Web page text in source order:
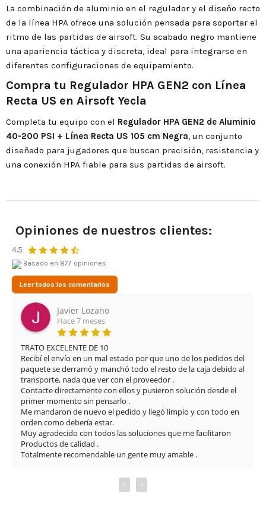
La combinación de aluminio en el regulador y el diseño recto
de la línea HPA ofrece una solución pensada para soportar el
ritmo de las partidas de airsoft. Su acabado negro mantiene
una apariencia táctica y discreta, ideal para integrarse en
diferentes configuraciones de equipamiento.
Compra tu Regulador HPA GEN2 con Línea
Recta US en Airsoft Yecla
Completa tu equipo con el Regulador HPA GEN2 de Aluminio
40-200 PSI + Línea Recta US 105 cm Negra, un conjunto
diseñado para jugadores que buscan precisión, resistencia y
una conexión HPA fiable para sus partidas de airsoft.
Opiniones de nuestros clientes:
4.5
Basado en 877 opiniones
Leer todos los comentarios
Javier Lozano
Hace 7 meses
TRATO EXCELENTE DE 10
Recibí el envío en un mal estado por que uno de los pedidos del
paquete se derramó y manchó todo el resto de la caja debido al
transporte, nada que ver con el proveedor .
Contacte directamente con ellos y pusieron solución desde el
primer momento sin pensarlo .
Me mandaron de nuevo el pedido y llegó limpio y con todo en
orden como debería estar.
Muy agradecido con todos las soluciones que me facilitaron
Productos de calidad .
Totalmente recomendable un gente muy amable .
‹ ›